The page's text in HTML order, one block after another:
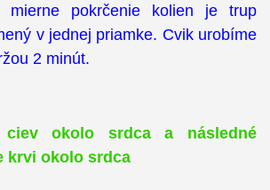
pokrčenie kolien je trup
v jednej priamke. Cvik urobíme
2 minút.
ciev okolo srdca a následné
krvi okolo srdca